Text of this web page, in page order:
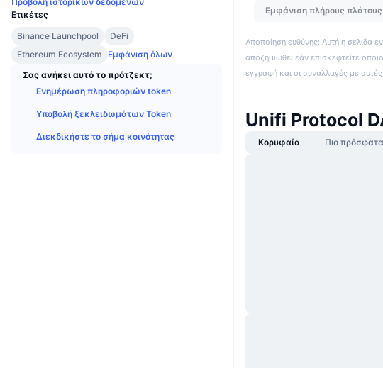
Ετικέτες
Binance Launchpool
DeFi
Ethereum Ecosystem
Εμφάνιση όλων
Σας ανήκει αυτό το πρότζεκτ;
Ενημέρωση πληροφοριών token
Υποβολή ξεκλειδωμάτων Token
Διεκδικήστε το σήμα κοινότητας
Εμφάνιση πλήρους πλάτους
Αποποίηση ευθύνης: Αυτή η σελίδα
αποζημιωθεί εάν επισκεφτείτε
εγγραφή και οι συναλλαγές με
Unifi Protocol
Κορυφαία Πιο πρόσφατα